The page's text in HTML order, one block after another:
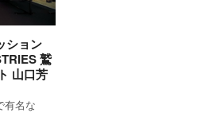
ション
鷲
山口芳
有名な